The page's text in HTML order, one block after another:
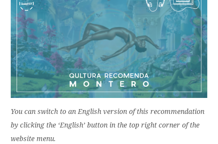
You can switch to an English version of this recommendation
by clicking the ‘English’ button in the top right corner of the
website menu.